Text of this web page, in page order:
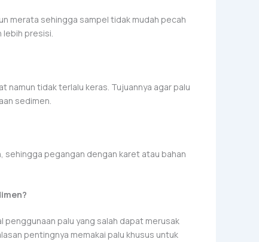
merata sehingga sampel tidak mudah pecah
presisi.
namun tidak terlalu keras. Tujuannya agar palu
sedimen.
sehingga pegangan dengan karet atau bahan
penggunaan palu yang salah dapat merusak
pentingnya memakai palu khusus untuk